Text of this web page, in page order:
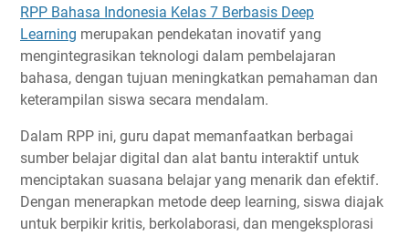
RPP Bahasa Indonesia Kelas 7 Berbasis Deep
Learning merupakan pendekatan inovatif yang
mengintegrasikan teknologi dalam pembelajaran
bahasa, dengan tujuan meningkatkan pemahaman dan
keterampilan siswa secara mendalam.
Dalam RPP ini, guru dapat memanfaatkan berbagai
sumber belajar digital dan alat bantu interaktif untuk
menciptakan suasana belajar yang menarik dan efektif.
Dengan menerapkan metode deep learning, siswa diajak
untuk berpikir kritis, berkolaborasi, dan mengeksplorasi